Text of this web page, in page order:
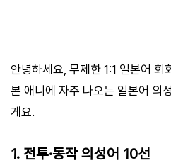
안녕하세요, 무제한 1:1 일본어 회
본 애니에 자주 나오는 일본어 의
게요.
1. 전투·동작 의성어 10선